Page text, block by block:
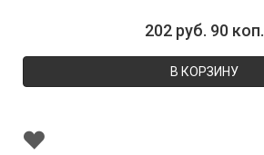
202 руб. 90 коп.
В КОРЗИНУ